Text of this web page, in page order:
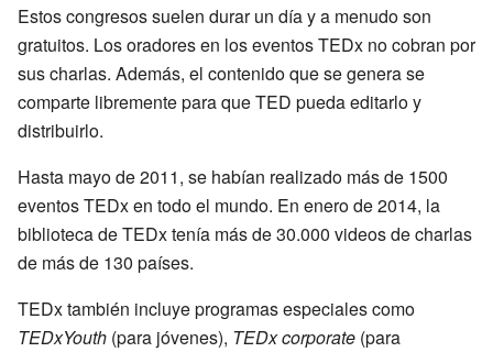
Estos congresos suelen durar un día y a menudo son
gratuitos. Los oradores en los eventos TEDx no cobran por
sus charlas. Además, el contenido que se genera se
comparte libremente para que TED pueda editarlo y
distribuirlo.
Hasta mayo de 2011, se habían realizado más de 1500
eventos TEDx en todo el mundo. En enero de 2014, la
biblioteca de TEDx tenía más de 30.000 videos de charlas
de más de 130 países.
TEDx también incluye programas especiales como
TEDxYouth (para jóvenes), TEDx corporate (para